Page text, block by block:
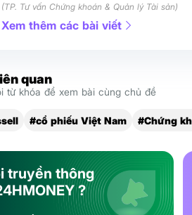
(TP. Tư vấn Chứng khoán & Quản lý Tài sản)
Xem thêm các bài viết
quan
từ khóa để xem bài cùng chủ đề
#cổ phiếu Việt Nam #Chứng
truyền thông
?